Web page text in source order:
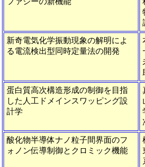
新奇電気化学振動現象の解明によ
る電流検出型同時定量法の開発
蛋白質高次構造形成の制御を目指
した人工ドメインスワッピング設
計学
酸化物半導体ナノ粒子間界面のフ
ォノン伝導制御とクロミック機能